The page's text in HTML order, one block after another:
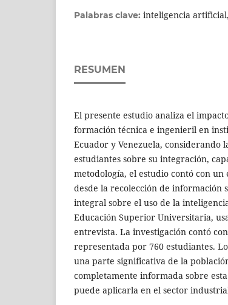
Palabras clave: inteligencia
RESUMEN
El presente estudio analiza el
formación técnica e ingenieril en
Ecuador y Venezuela, considerando
estudiantes sobre su integración,
metodología, el estudio contó con
desde la recolección de información
integral sobre el uso de la
Educación Superior Universitaria,
entrevista. La investigación contó
representada por 760 estudiantes.
una parte significativa de la
completamente informada sobre
puede aplicarla en el sector